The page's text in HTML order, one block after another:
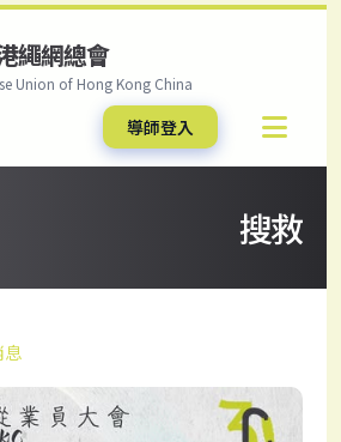
繩網總會
Union of Hong Kong China
導師登入
搜救
息